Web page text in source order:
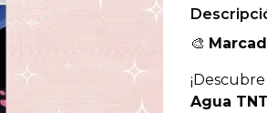
🎨
Agua TNT